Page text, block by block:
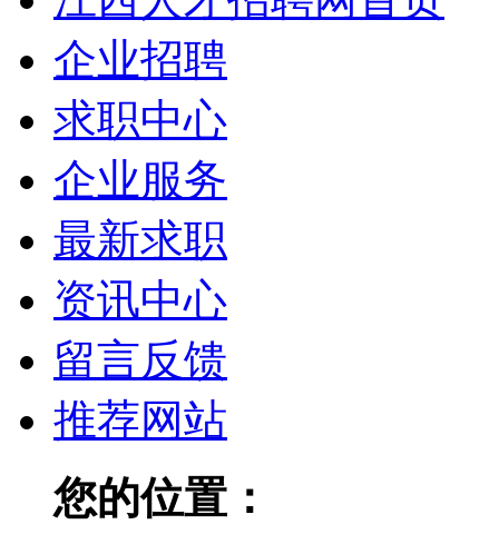
企业招聘
求职中心
企业服务
最新求职
资讯中心
留言反馈
推荐网站
您的位置：